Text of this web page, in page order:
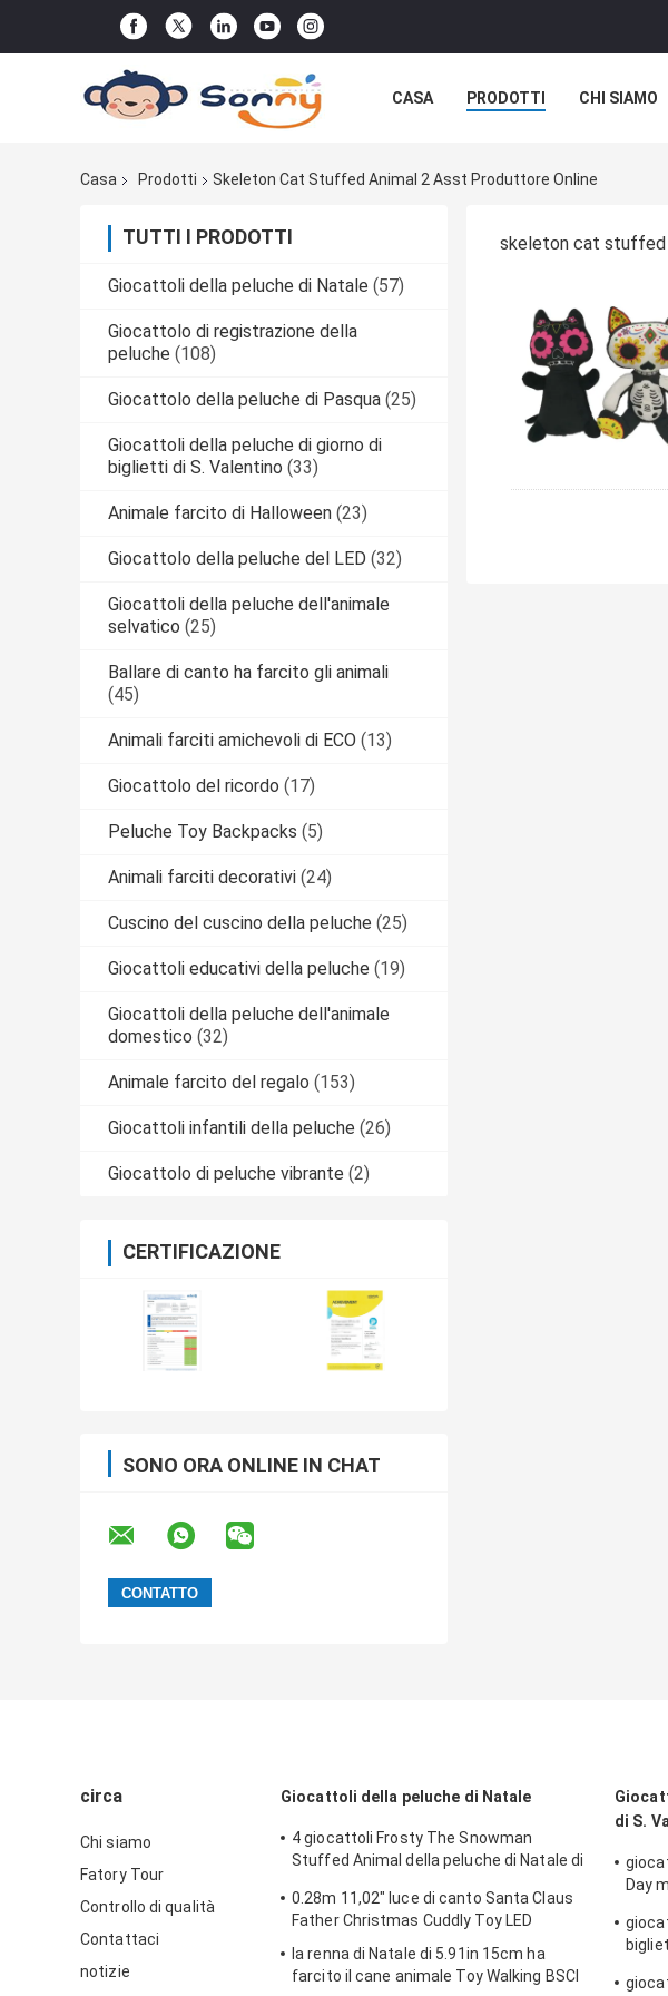
CASA PRODOTTI CHI SIAMO
Casa Prodotti Skeleton Cat Stuffed Animal 2 Asst Produttore Online
TUTTI I PRODOTTI
Giocattoli della peluche di Natale (57)
Giocattolo di registrazione della
peluche (108)
Giocattolo della peluche di Pasqua (25)
Giocattoli della peluche di giorno di
biglietti di S. Valentino (33)
Animale farcito di Halloween (23)
Giocattolo della peluche del LED (32)
Giocattoli della peluche dell'animale
selvatico (25)
Ballare di canto ha farcito gli animali
(45)
Animali farciti amichevoli di ECO (13)
Giocattolo del ricordo (17)
Peluche Toy Backpacks (5)
Animali farciti decorativi (24)
Cuscino del cuscino della peluche (25)
Giocattoli educativi della peluche (19)
Giocattoli della peluche dell'animale
domestico (32)
Animale farcito del regalo (153)
Giocattoli infantili della peluche (26)
Giocattolo di peluche vibrante (2)
CERTIFICAZIONE
SONO ORA ONLINE IN CHAT
skeleton cat stuffed
circa
Chi siamo
Fatory Tour
Controllo di qualità
Contattaci
notizie
Giocattoli della peluche di Natale
4 giocattoli Frosty The Snowman
Stuffed Animal della peluche di Natale di
0.28m 11,02" luce di canto Santa Claus
Father Christmas Cuddly Toy LED
la renna di Natale di 5.91in 15cm ha
farcito il cane animale Toy Walking BSCI
di S.
Day